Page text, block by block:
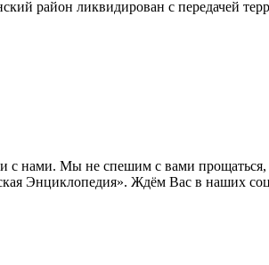
район ликвидирован с передачей
с нами. Мы не спешим с вами
Энциклопедия». Ждём Вас в наших